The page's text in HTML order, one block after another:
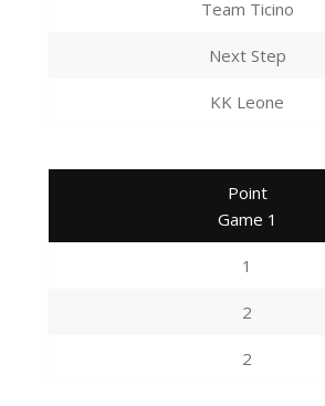
Team Ticino
Next Step
KK Leone
Point
Game 1
1
2
2